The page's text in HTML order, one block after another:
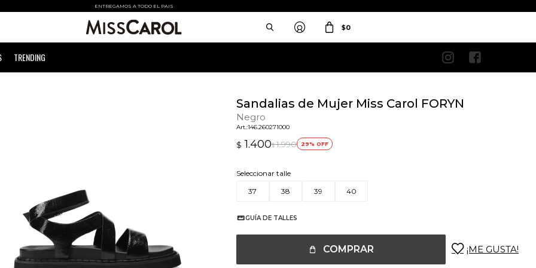
ENTREGAMOS A TODO EL PAIS
TRENDING
$0
 
Sandalias de Mujer Miss Carol FORYN
Negro
146.260271000
$ 1.400$ 1.990 29
Seleccionar talle
37
38 39 40
GUÍA DE TALLES
COMPRAR